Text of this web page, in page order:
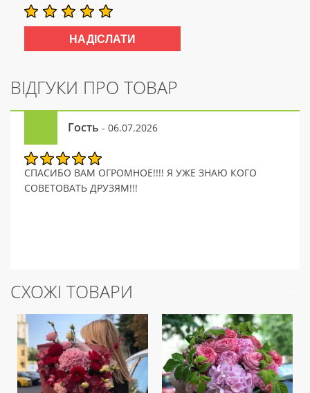
ВІДГУКИ ПРО ТОВАР
Гость - 06.07.2026
СПАСИБО ВАМ ОГРОМНОЕ!!!! Я УЖЕ ЗНАЮ КОГО
СОВЕТОВАТЬ ДРУЗЯМ!!!
СХОЖІ ТОВАРИ